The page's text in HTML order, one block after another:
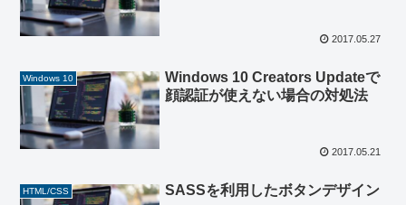
2017.05.27
Windows 10
Windows 10 Creators Updateで
顔認証が使えない場合の対処法
2017.05.21
HTML/CSS SASSを利用したボタンデザイン